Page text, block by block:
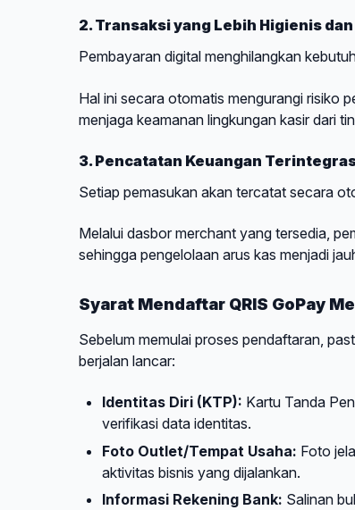
2. Transaksi yang Lebih Higienis dan
Pembayaran digital menghilangkan
Hal ini secara otomatis mengurangi risiko
menjaga keamanan lingkungan kasir dari
3. Pencatatan Keuangan
Setiap pemasukan akan tercatat secara
Melalui dasbor merchant yang tersedia,
sehingga pengelolaan arus kas menjadi
Syarat Mendaftar QRIS GoPay
Sebelum memulai proses pendaftaran,
berjalan lancar:
Identitas Diri (KTP): Kartu Tanda
verifikasi data identitas.
Foto Outlet/Tempat Usaha: Foto
aktivitas bisnis yang dijalankan.
Informasi Rekening Bank: Salinan